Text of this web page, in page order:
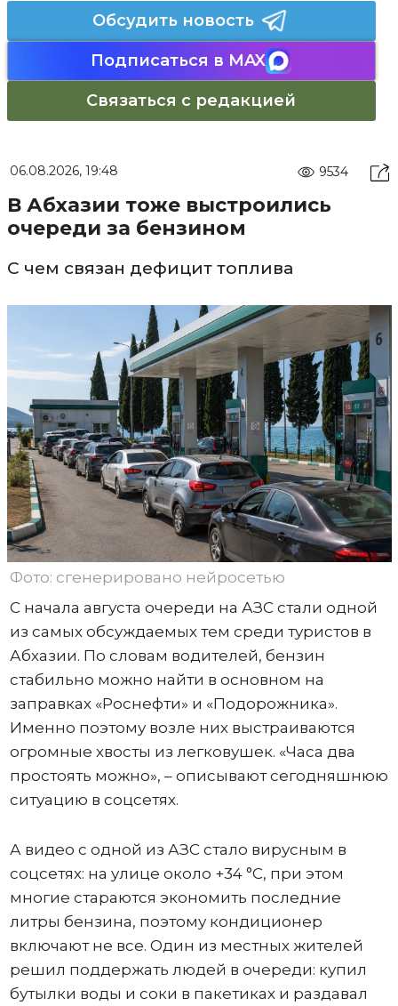
Обсудить новость
Подписаться в MAX
Связаться с редакцией
06.08.2026, 19:48 9534
В Абхазии тоже выстроились
очереди за бензином
С чем связан дефицит топлива
Фото: сгенерировано нейросетью
С начала августа очереди на АЗС стали одной
из самых обсуждаемых тем среди туристов в
Абхазии. По словам водителей, бензин
стабильно можно найти в основном на
заправках «Роснефти» и «Подорожника».
Именно поэтому возле них выстраиваются
огромные хвосты из легковушек. «Часа два
простоять можно», – описывают сегодняшнюю
ситуацию в соцсетях.
А видео с одной из АЗС стало вирусным в
соцсетях: на улице около +34 °C, при этом
многие стараются экономить последние
литры бензина, поэтому кондиционер
включают не все. Один из местных жителей
решил поддержать людей в очереди: купил
бутылки воды и соки в пакетиках и раздавал